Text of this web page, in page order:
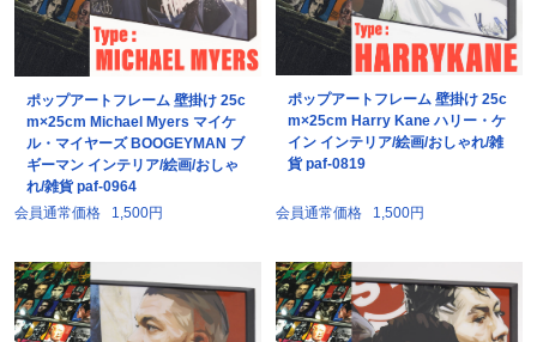
ポップアートフレーム 壁掛け 25c
m×25cm Michael Myers マイケ
ル・マイヤーズ BOOGEYMAN ブ
ギーマン インテリア/絵画/おしゃ
れ/雑貨 paf-0964
会員通常価格
1,500円
ポップアートフレーム 壁掛け 25c
m×25cm Harry Kane ハリー・ケ
イン インテリア/絵画/おしゃれ/雑
貨 paf-0819
会員通常価格 1,500円